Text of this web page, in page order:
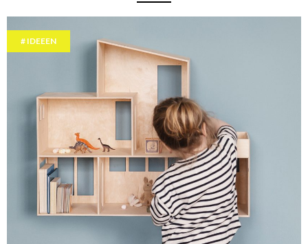
IDEEEN